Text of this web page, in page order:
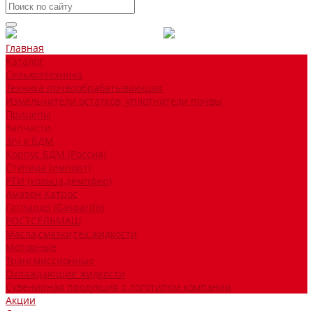
Главная
Каталог
Сельхозтехника
Техника почвообрабатывающая
Измельчители остатков, уплотнители почвы
Прицепы
Запчасти
З/ч к БДМ
Корпус БДМ (Россия)
Ступица (импорт)
РТИ (кольца,демпфер)
Амазон Катрос
Гаспардо (Gaspardo)
РОСТСЕЛЬМАШ
Масла,смазки,тех.жидкости
Моторные
Трансмиссионные
Охлаждающие жидкости
Сувенирная продукция с логотипом компании
Акции